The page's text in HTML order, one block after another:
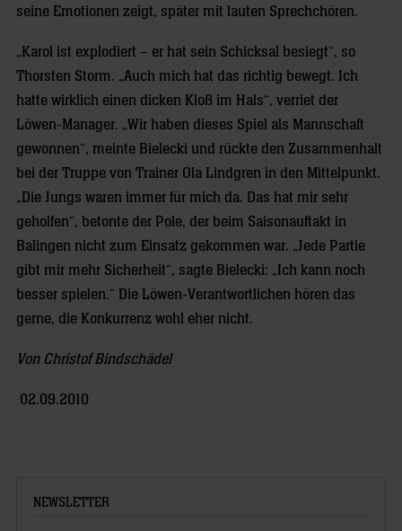
seine Emotionen zeigt, später mit lauten Sprechchören.
„Karol ist explodiert – er hat sein Schicksal besiegt“, so
Thorsten Storm. „Auch mich hat das richtig bewegt. Ich
hatte wirklich einen dicken Kloß im Hals“, verriet der
Löwen-Manager. „Wir haben dieses Spiel als Mannschaft
gewonnen“, meinte Bielecki und rückte den Zusammenhalt
bei der Truppe von Trainer Ola Lindgren in den Mittelpunkt.
„Die Jungs waren immer für mich da. Das hat mir sehr
geholfen“, betonte der Pole, der beim Saisonauftakt in
Balingen nicht zum Einsatz gekommen war. „Jede Partie
gibt mir mehr Sicherheit“, sagte Bielecki: „Ich kann noch
besser spielen.“ Die Löwen-Verantwortlichen hören das
gerne, die Konkurrenz wohl eher nicht.
Von Christof Bindschädel
02.09.2010
NEWSLETTER